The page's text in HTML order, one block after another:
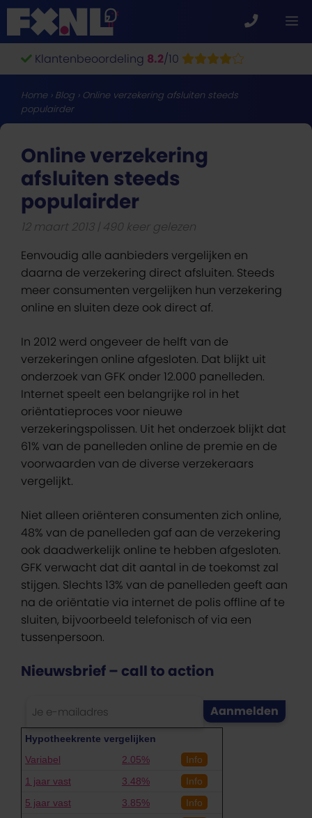
Ga
naar
de
inhoudKlantenbeoordeling 8.2/10
Home› Blog › Online verzekering afsluiten steeds
populairder
Online verzekering
afsluiten steeds
populairder
12 maart 2013 490 keer gelezen
Eenvoudig alle aanbieders vergelijken en
daarna de verzekering direct afsluiten. Steeds
meer consumenten vergelijken hun verzekering
online en sluiten deze ook direct af.
In 2012 werd ongeveer de helft van de
verzekeringen online afgesloten. Dat blijkt uit
onderzoek van GFK onder 12.000 panelleden.
Internet speelt een belangrijke rol in het
oriëntatieproces voor nieuwe
verzekeringspolissen. Uit het onderzoek blijkt dat
61% van de panelleden online de premie en de
voorwaarden van de diverse verzekeraars
vergelijkt.
Niet alleen oriënteren consumenten zich online,
48% van de panelleden gaf aan de verzekering
ook daadwerkelijk online te hebben afgesloten.
GFK verwacht dat dit aantal in de toekomst zal
stijgen. Slechts 13% van de panelleden geeft aan
na de oriëntatie via internet de polis offline af te
sluiten, bijvoorbeeld telefonisch of via een
tussenpersoon.
Nieuwsbrief – call to action
Hypotheekrente vergelijken
Variabel
2.05%
Info
1 jaar vast
3.48%
Info
5 jaar vast
3.85%
Info